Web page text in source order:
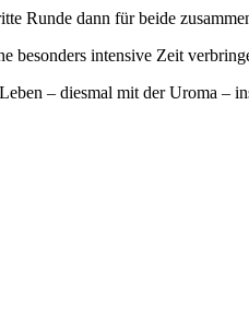
Runde dann für beide
besonders intensive Zeit
– diesmal mit der Uroma –